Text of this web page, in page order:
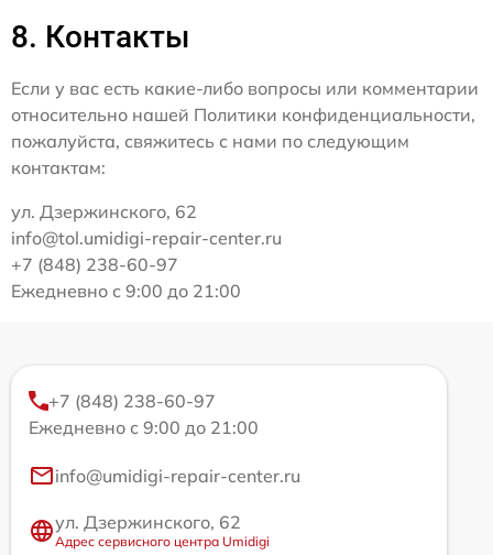
8. Контакты
Если у вас есть какие-либо вопросы или комментарии
относительно нашей Политики конфиденциальности,
пожалуйста, свяжитесь с нами по следующим
контактам:
ул. Дзержинского, 62
info@tol.umidigi-repair-center.ru
+7 (848) 238-60-97
Ежедневно с 9:00 до 21:00
+7 (848) 238-60-97
Ежедневно с 9:00 до 21:00
info@umidigi-repair-center.ru
ул. Дзержинского, 62
Адрес сервисного центра Umidigi